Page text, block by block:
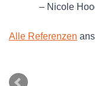
Nicole
Alle Referenzen